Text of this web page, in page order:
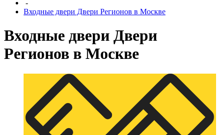
-
Входные двери Двери Регионов в Москве
Входные двери Двери
Регионов в Москве